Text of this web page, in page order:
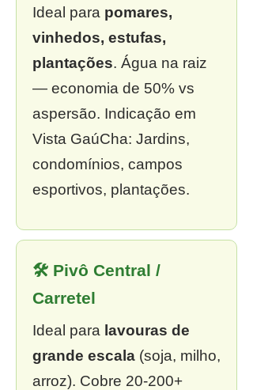
Ideal para pomares,
vinhedos, estufas,
plantações. Água na raiz
— economia de 50% vs
aspersão. Indicação em
Vista GaúCha: Jardins,
condomínios, campos
esportivos, plantações.
🛠 Pivô Central /
Carretel
Ideal para lavouras de
grande escala (soja, milho,
arroz). Cobre 20-200+